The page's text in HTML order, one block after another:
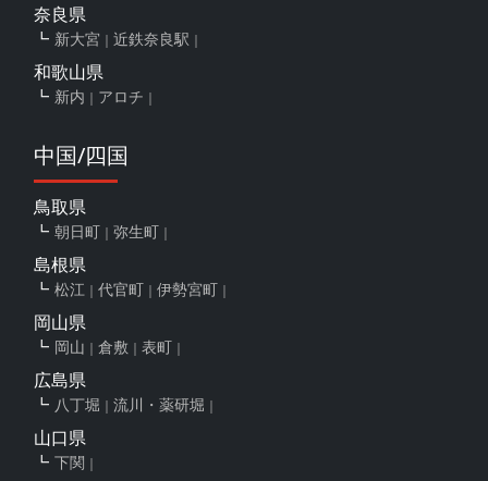
奈良県
新大宮 近鉄奈良駅
和歌山県
新内 アロチ
中国/四国
鳥取県
朝日町 弥生町
島根県
松江 代官町 伊勢宮町
岡山県
岡山 倉敷 表町
広島県
八丁堀 流川・薬研堀
山口県
下関